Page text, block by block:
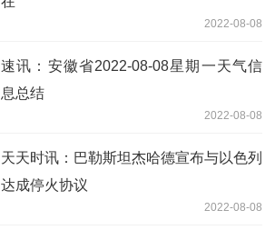
2022-08-08
速讯：安徽省2022-08-08星期一天气信
息总结
2022-08-08
天天时讯：巴勒斯坦杰哈德宣布与以色列
达成停火协议
2022-08-08